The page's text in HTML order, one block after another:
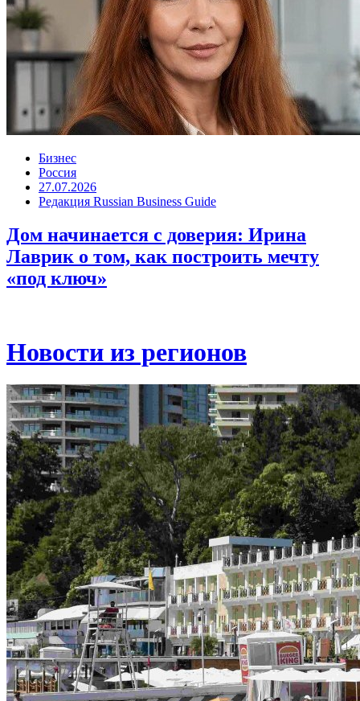
Бизнес
Россия
27.07.2026
Редакция Russian Business Guide
Дом начинается с доверия: Ирина
Лаврик о том, как построить мечту
«под ключ»
Новости из регионов